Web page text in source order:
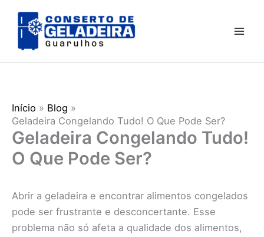
para
Início
Blog
Geladeira Congelando Tudo! O Que Pode Ser?
Geladeira Congelando Tudo!
O Que Pode Ser?
Abrir a geladeira e encontrar alimentos congelados
pode ser frustrante e desconcertante. Esse
problema não só afeta a qualidade dos alimentos,